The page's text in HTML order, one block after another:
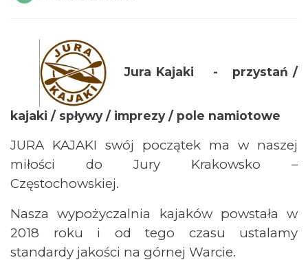
Jura Kajaki - przystań /
kajaki / spływy / imprezy / pole namiotowe
JURA KAJAKI swój początek ma w naszej
miłości do Jury Krakowsko –
Częstochowskiej.
Nasza wypożyczalnia kajaków powstała w
2018 roku i od tego czasu ustalamy
standardy jakości na górnej Warcie.